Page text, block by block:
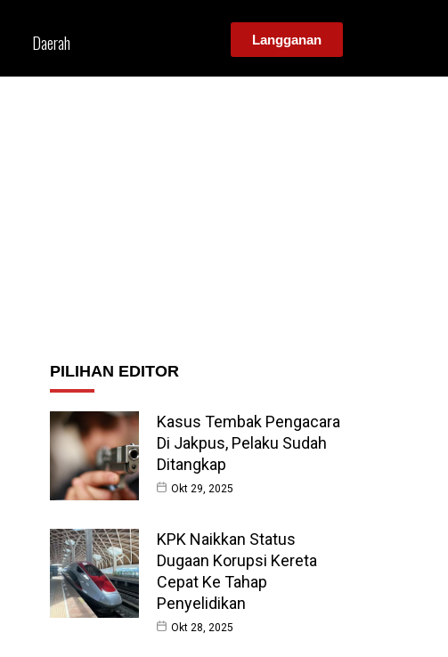
Daerah Langganan
PILIHAN EDITOR
Kasus Tembak Pengacara
Di Jakpus, Pelaku Sudah
Ditangkap
Okt 29, 2025
KPK Naikkan Status
Dugaan Korupsi Kereta
Cepat Ke Tahap
Penyelidikan
Okt 28, 2025